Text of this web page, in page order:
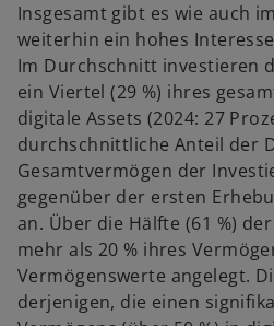
Insgesamt gibt es wie auch
weiterhin ein hohes
Im Durchschnitt investieren
ein Viertel (29 %) ihres
digitale Assets (2024: 27
durchschnittliche Anteil der
Gesamtvermögen der
gegenüber der ersten
an. Über die Hälfte (61 %)
mehr als 20 % ihres
Vermögenswerte angelegt.
derjenigen, die einen